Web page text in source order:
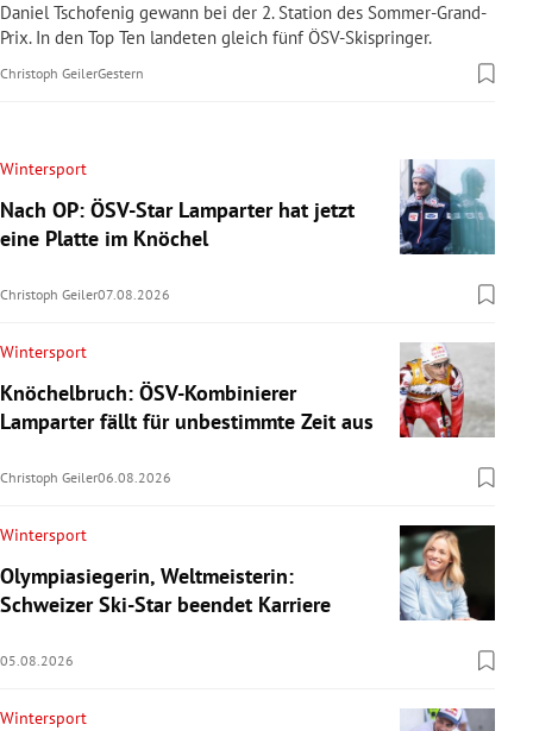
Daniel Tschofenig gewann bei der 2. Station des Sommer-Grand-
Prix. In den Top Ten landeten gleich fünf ÖSV-Skispringer.
Christoph GeilerGestern
Wintersport
Nach OP: ÖSV-Star Lamparter hat jetzt
eine Platte im Knöchel
Christoph Geiler07.08.2026
Wintersport
Knöchelbruch: ÖSV-Kombinierer
Lamparter fällt für unbestimmte Zeit aus
Christoph Geiler06.08.2026
Wintersport
Olympiasiegerin, Weltmeisterin:
Schweizer Ski-Star beendet Karriere
05.08.2026
Wintersport